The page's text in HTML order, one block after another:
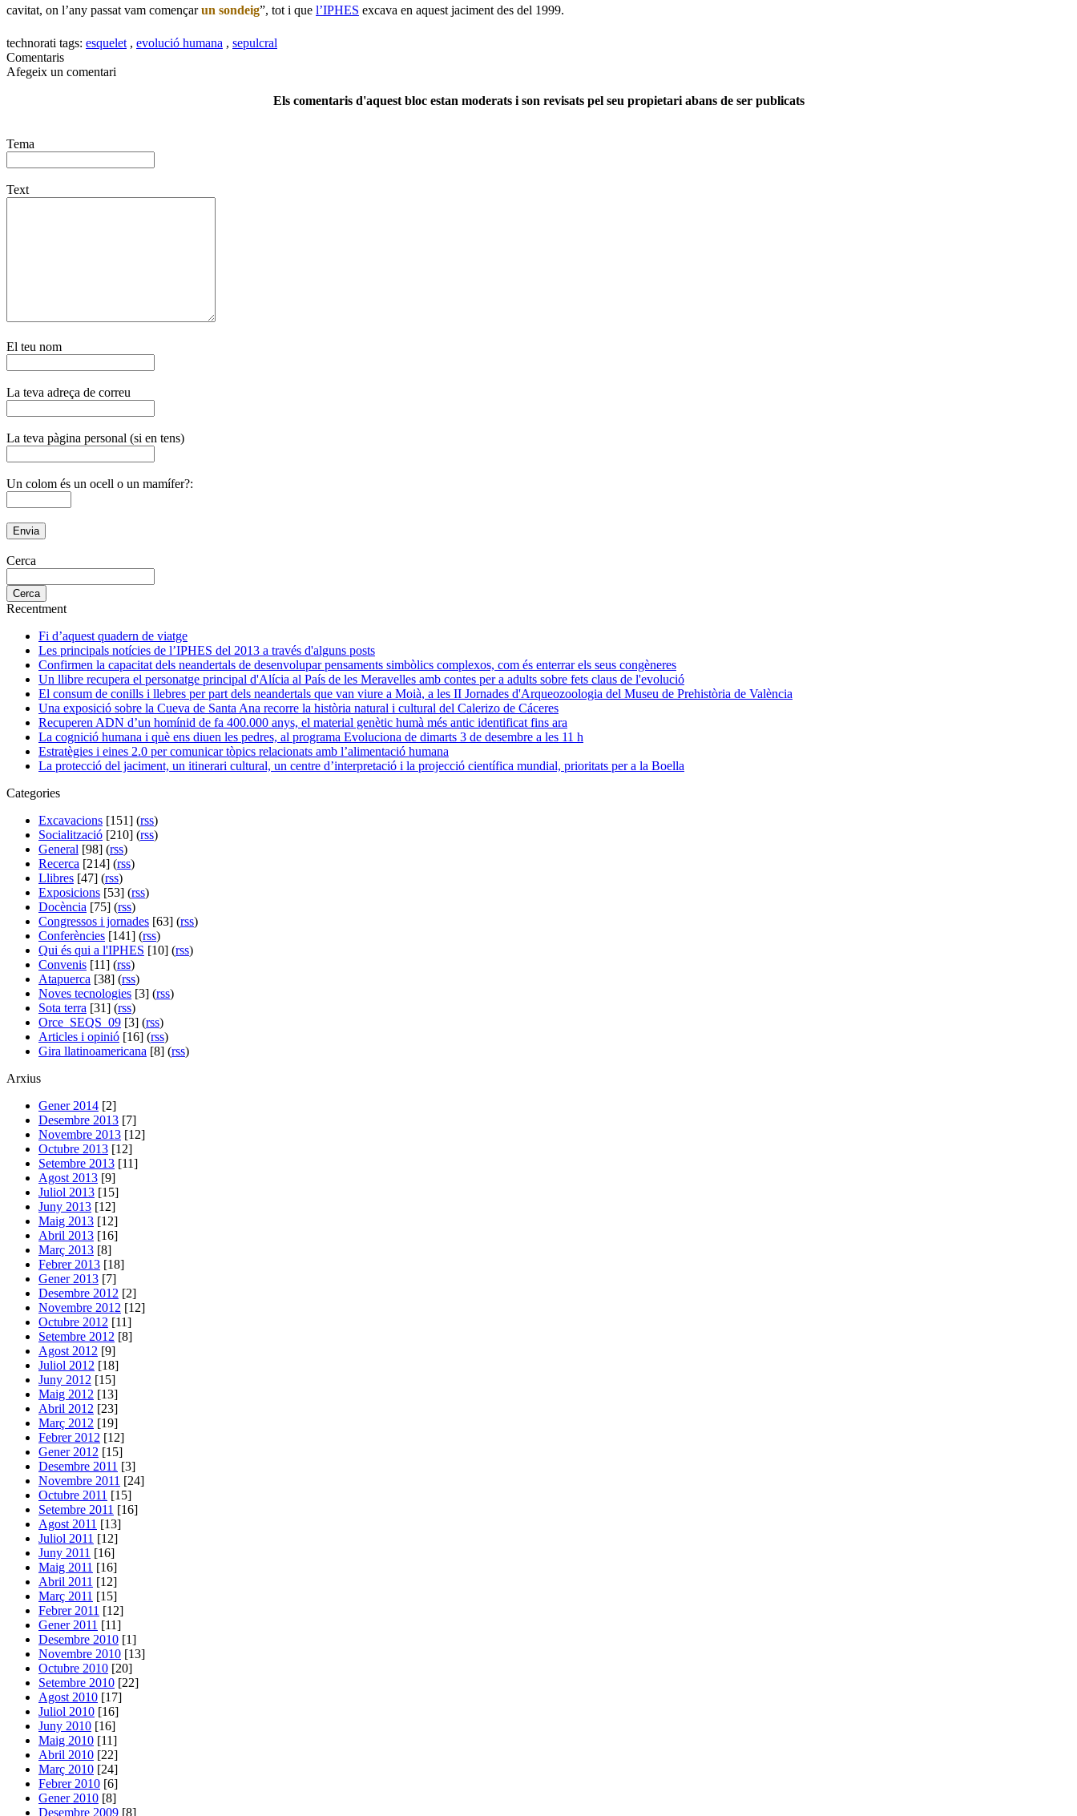
cavitat, on l’any passat vam començarun sondeig”, tot i que l’IPHES excava en aquest jaciment des del 1999.
technorati tags: esquelet , evolució humana , sepulcral
Comentaris
Afegeix un comentari
Els comentaris d'aquest bloc estan moderats i son revisats pel seu propietari abans de ser publicats
Tema
Text
El teu nom
La teva adreça de correu
La teva pàgina personal (si en tens)
Un colom és un ocell o un mamífer?:
Cerca
Recentment
Fi d’aquest quadern de viatge
Les principals notícies de l’IPHES del 2013 a través d'alguns posts
Confirmen la capacitat dels neandertals de desenvolupar pensaments simbòlics complexos, com és enterrar els seus congèneres
Un llibre recupera el personatge principal d'Alícia al País de les Meravelles amb contes per a adults sobre fets claus de l'evolució
El consum de conills i llebres per part dels neandertals que van viure a Moià, a les II Jornades d'Arqueozoologia del Museu de Prehistòria de València
Una exposició sobre la Cueva de Santa Ana recorre la història natural i cultural del Calerizo de Cáceres
Recuperen ADN d’un homínid de fa 400.000 anys, el material genètic humà més antic identificat fins ara
La cognició humana i què ens diuen les pedres, al programa Evoluciona de dimarts 3 de desembre a les 11 h
Estratègies i eines 2.0 per comunicar tòpics relacionats amb l’alimentació humana
La protecció del jaciment, un itinerari cultural, un centre d’interpretació i la projecció científica mundial, prioritats per a la Boella
Categories
Excavacions [151] (rss)
Socialització [210] (rss)
General [98] (rss)
Recerca [214] (rss)
Llibres [47] (rss)
Exposicions [53] (rss)
Docència [75] (rss)
Congressos i jornades [63] (rss)
Conferències [141] (rss)
Qui és qui a l'IPHES [10] (rss)
Convenis [11] (rss)
Atapuerca [38] (rss)
Noves tecnologies [3] (rss)
Sota terra [31] (rss)
Orce_SEQS_09 [3] (rss)
Articles i opinió [16] (rss)
Gira llatinoamericana [8] (rss)
Arxius
Gener 2014 [2]
Desembre 2013 [7]
Novembre 2013 [12]
Octubre 2013 [12]
Setembre 2013 [11]
Agost 2013 [9]
Juliol 2013 [15]
Juny 2013 [12]
Maig 2013 [12]
Abril 2013 [16]
Març 2013 [8]
Febrer 2013 [18]
Gener 2013 [7]
Desembre 2012 [2]
Novembre 2012 [12]
Octubre 2012 [11]
Setembre 2012 [8]
Agost 2012 [9]
Juliol 2012 [18]
Juny 2012 [15]
Maig 2012 [13]
Abril 2012 [23]
Març 2012 [19]
Febrer 2012 [12]
Gener 2012 [15]
Desembre 2011 [3]
Novembre 2011 [24]
Octubre 2011 [15]
Setembre 2011 [16]
Agost 2011 [13]
Juliol 2011 [12]
Juny 2011 [16]
Maig 2011 [16]
Abril 2011 [12]
Març 2011 [15]
Febrer 2011 [12]
Gener 2011 [11]
Desembre 2010 [1]
Novembre 2010 [13]
Octubre 2010 [20]
Setembre 2010 [22]
Agost 2010 [17]
Juliol 2010 [16]
Juny 2010 [16]
Maig 2010 [11]
Abril 2010 [22]
Març 2010 [24]
Febrer 2010 [6]
Gener 2010 [8]
Desembre 2009 [8]